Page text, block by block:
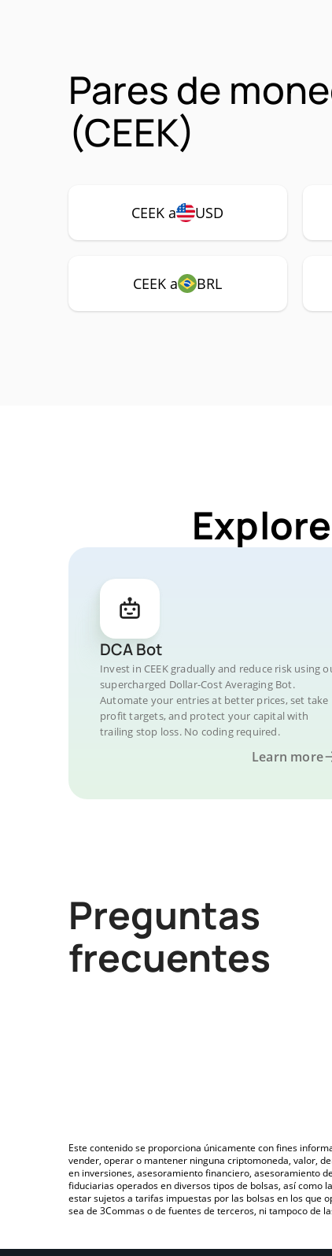
Pares de
(CEEK)
CEEK a USD
CEEK a BRL
DCA Bot
Invest in CEEK gradually and reduce risk using
supercharged Dollar-Cost Averaging Bot.
Automate your entries at better prices, set take
profit targets, and protect your capital with
trailing stop loss. No coding required.
Learn more
Preguntas
frecuentes
Este contenido se proporciona únicamente con fines
vender, operar o mantener ninguna criptomoneda, valor,
en inversiones, asesoramiento financiero, asesoramiento
fiduciarias operados en diversos tipos de bolsas, así como
estar sujetos a tarifas impuestas por las bolsas en los que
sea de 3Commas o de fuentes de terceros, ni tampoco de